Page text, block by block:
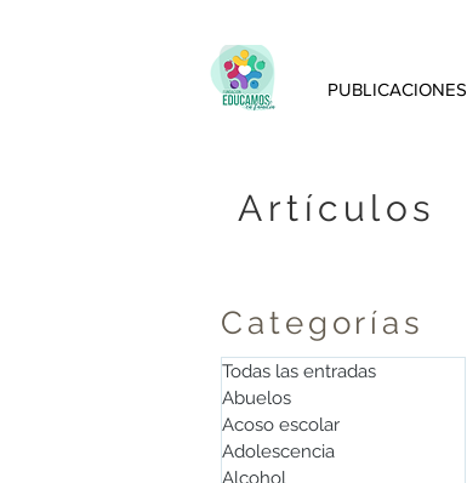
PUBLICACIONES
Artículos
Categorías
Todas las entradas
Abuelos
Acoso escolar
Adolescencia
Alcohol